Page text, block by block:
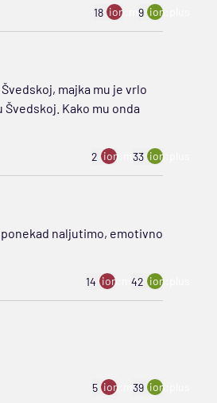
18 ion:minus
9 ion:plus
majka mu je vrlo
Kako mu onda
2 ion:minus
33 ion:plus
ponekad naljutimo, emotivno
14 ion:minus
42 ion:plus
5 ion:minus
39 ion:plus